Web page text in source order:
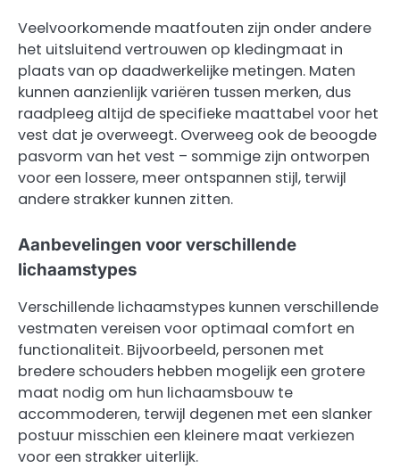
Veelvoorkomende maatfouten zijn onder andere
het uitsluitend vertrouwen op kledingmaat in
plaats van op daadwerkelijke metingen. Maten
kunnen aanzienlijk variëren tussen merken, dus
raadpleeg altijd de specifieke maattabel voor het
vest dat je overweegt. Overweeg ook de beoogde
pasvorm van het vest – sommige zijn ontworpen
voor een lossere, meer ontspannen stijl, terwijl
andere strakker kunnen zitten.
Aanbevelingen voor verschillende
lichaamstypes
Verschillende lichaamstypes kunnen verschillende
vestmaten vereisen voor optimaal comfort en
functionaliteit. Bijvoorbeeld, personen met
bredere schouders hebben mogelijk een grotere
maat nodig om hun lichaamsbouw te
accommoderen, terwijl degenen met een slanker
postuur misschien een kleinere maat verkiezen
voor een strakker uiterlijk.